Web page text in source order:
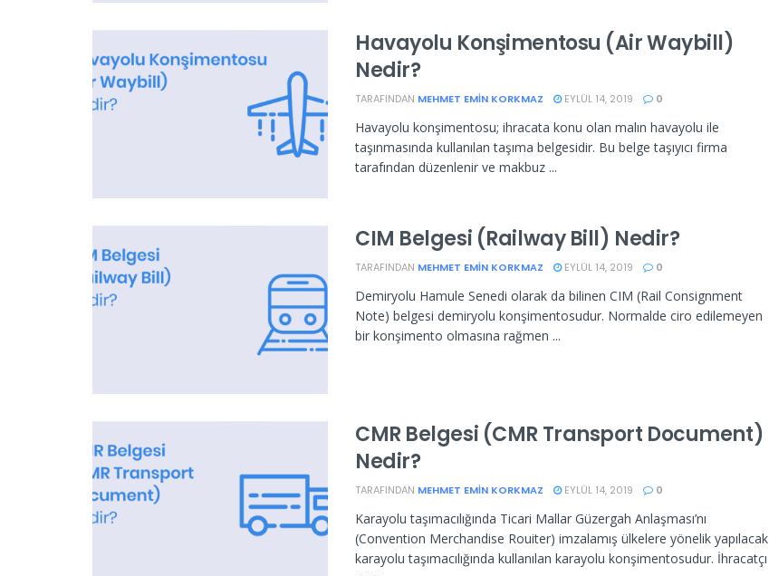
Havayolu Konşimentosu (Air Waybill)
Nedir?
TARAFINDAN MEHMET EMIN KORKMAZ EYLÜL 14, 2019 0
Havayolu konşimentosu; ihracata konu olan malın havayolu ile
taşınmasında kullanılan taşıma belgesidir. Bu belge taşıyıcı firma
tarafından düzenlenir ve makbuz ...
CIM Belgesi (Railway Bill) Nedir?
TARAFINDAN MEHMET EMIN KORKMAZ EYLÜL 14, 2019 0
Demiryolu Hamule Senedi olarak da bilinen CIM (Rail Consignment
Note) belgesi demiryolu konşimentosudur. Normalde ciro edilemeyen
bir konşimento olmasına rağmen ...
CMR Belgesi (CMR Transport Document)
Nedir?
TARAFINDAN MEHMET EMIN KORKMAZ EYLÜL 14, 2019 0
Karayolu taşımacılığında Ticari Mallar Güzergah Anlaşması’nı
(Convention Merchandise Rouiter) imzalamış ülkelere yönelik yapılacak
karayolu taşımacılığında kullanılan karayolu konşimentosudur. İhracatçı